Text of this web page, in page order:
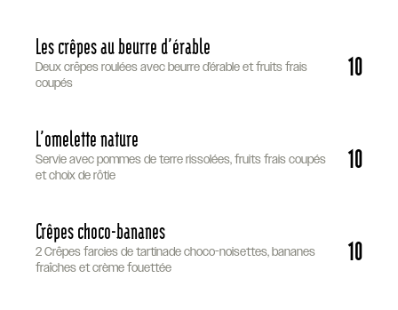
Les crêpes au beurre d’érable
Deux crêpes roulées avec beurre d’érable et fruits frais
coupés
10
L’omelette nature
Servie avec pommes de terre rissolées, fruits frais coupés
et choix de rôtie
10
Crêpes choco-bananes
2 Crêpes farcies de tartinade choco-noisettes, bananes
fraîches et crème fouettée
10